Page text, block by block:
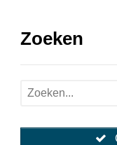
Zoeken